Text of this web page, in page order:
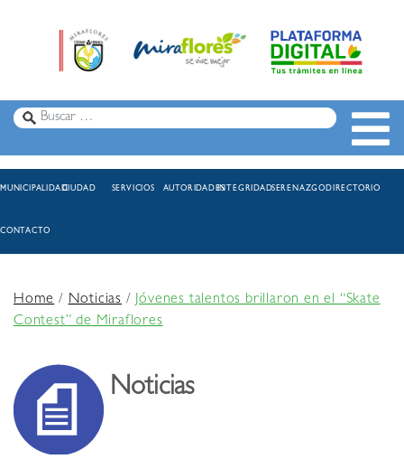
MUNICIPALIDADCIUDAD SERVICIOS AUTORIDADESINTEGRIDADSERENAZGODIRECTORIO
CONTACTO
Home/Noticias / Jóvenes talentos brillaron en el “Skate
Contest” de Miraflores
Noticias